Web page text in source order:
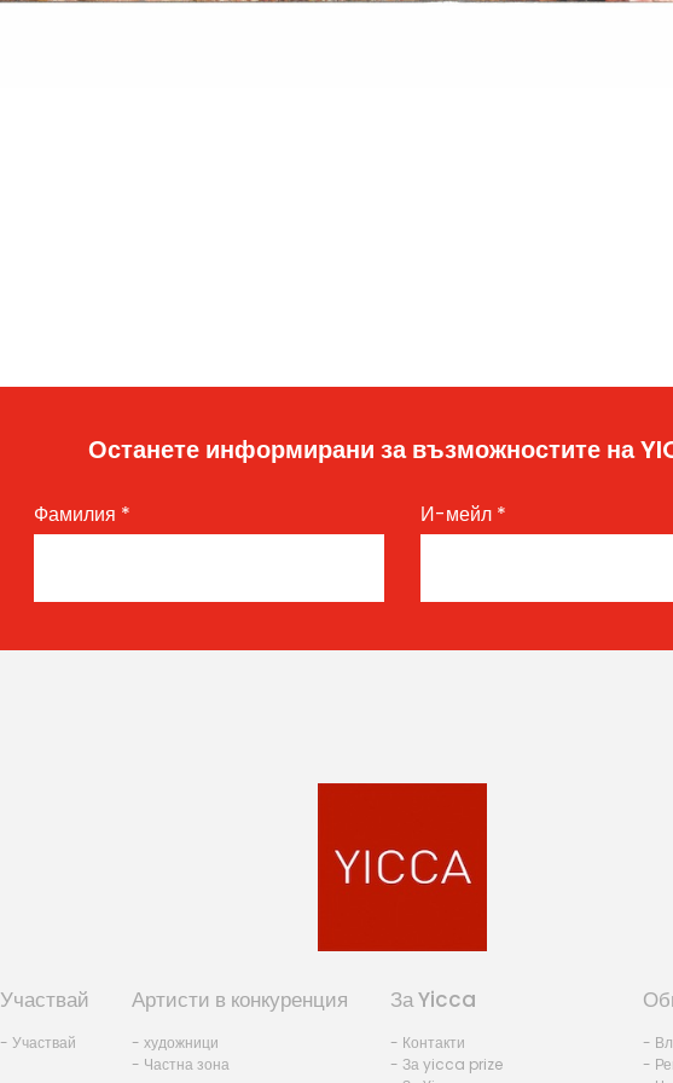
Останете информирани за възможностите на
Фамилия * И-мейл *
Участвай
- Участвай
Артисти в конкуренция
- художници
- Частна зона
За Yicca
- Контакти
- За yicca prize
-
-